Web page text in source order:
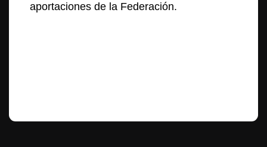
aportaciones de la Federación.